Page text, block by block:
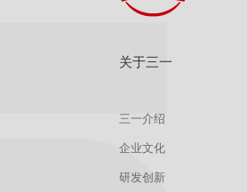
关于三一
三一介绍
企业文化
研发创新